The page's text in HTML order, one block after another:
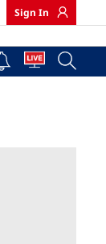
Sign In